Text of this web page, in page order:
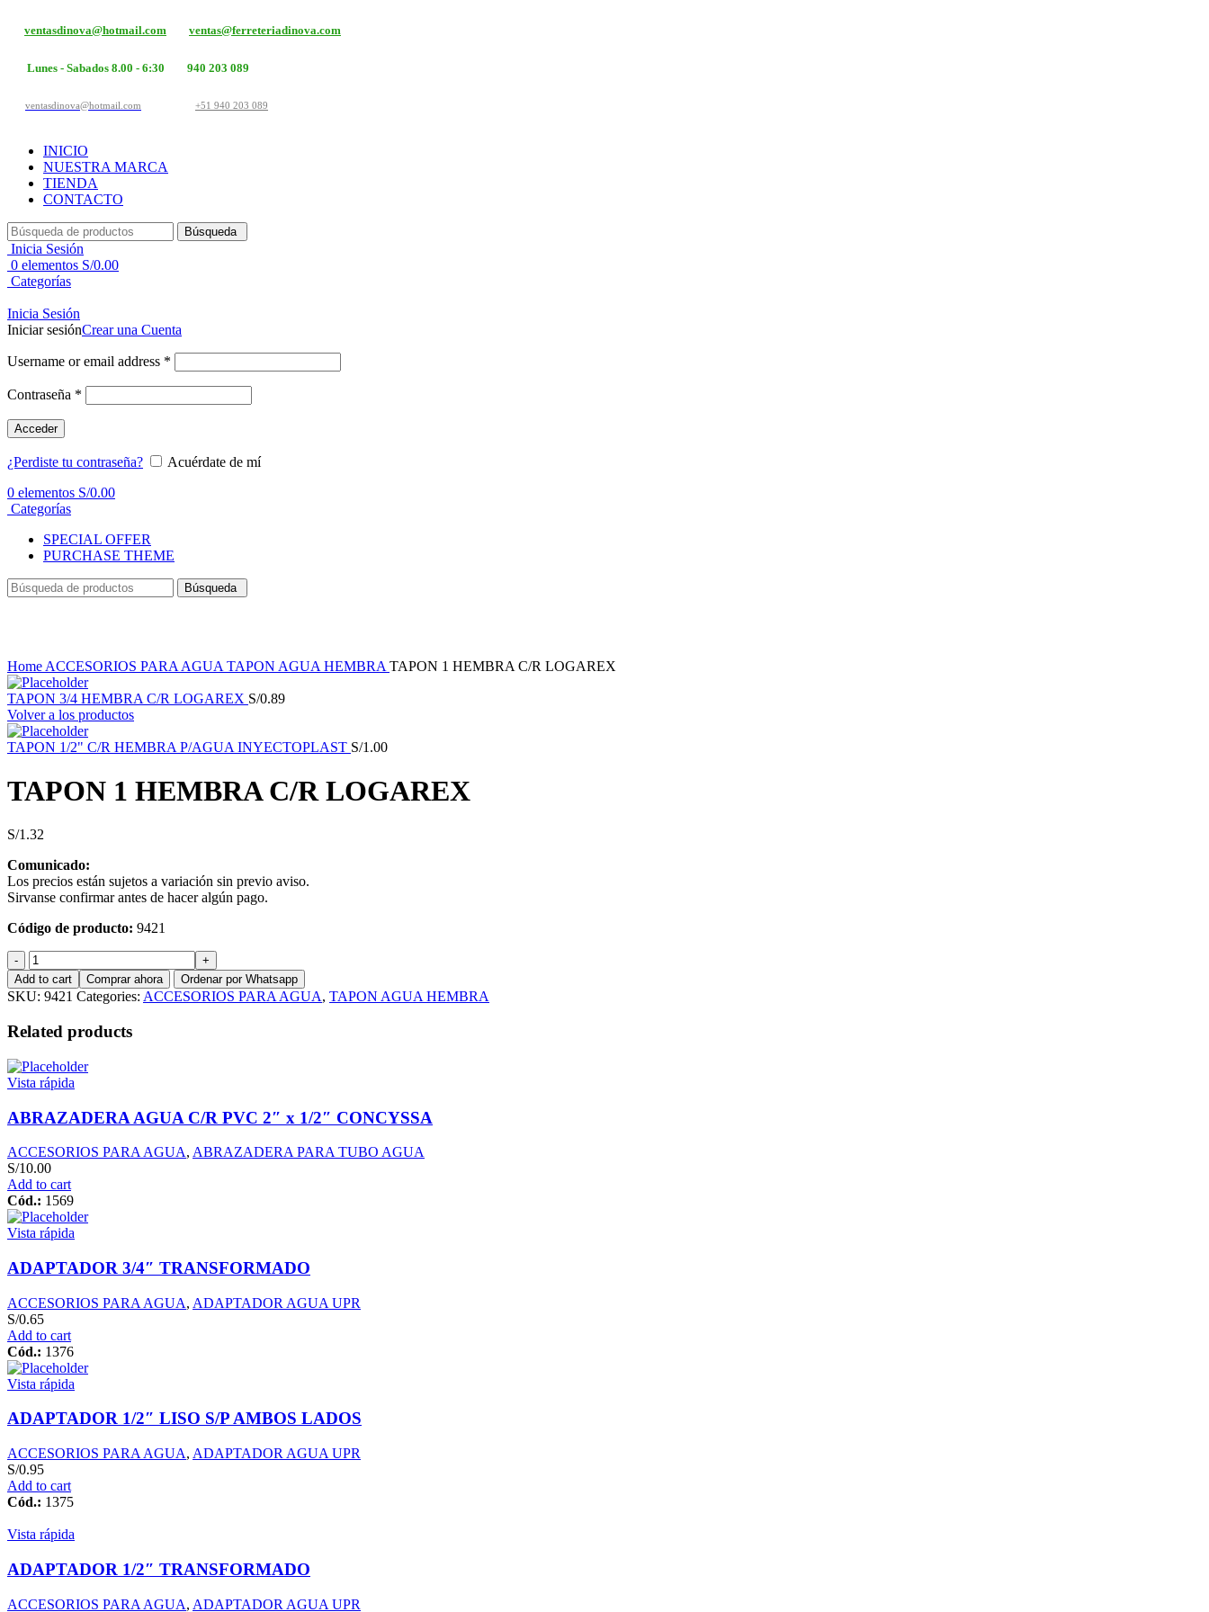
ventasdinova@hotmail.com ventas@ferreteriadinova.com
Lunes - Sabados 8.00 - 6:30 940 203 089
ventasdinova@hotmail.com +51 940 203 089
INICIO
NUESTRA MARCA
TIENDA
CONTACTO
Búsqueda
Inicia Sesión
0 elementos S/0.00
Categorías
Inicia Sesión
Iniciar sesiónCrear una Cuenta
Username or email address *
Contraseña *
Acceder
¿Perdiste tu contraseña?
Acuérdate de mí
0 elementos S/0.00
Categorías
SPECIAL OFFER
PURCHASE THEME
Búsqueda
Home ACCESORIOS PARA AGUA TAPON AGUA HEMBRA TAPON 1 HEMBRA C/R LOGAREX
TAPON 3/4 HEMBRA C/R LOGAREX S/0.89
Volver a los productos
TAPON 1/2" C/R HEMBRA P/AGUA INYECTOPLAST S/1.00
TAPON 1 HEMBRA C/R LOGAREX
S/1.32
Comunicado:
Los precios están sujetos a variación sin previo aviso.
Sirvanse confirmar antes de hacer algún pago.
Código de producto: 9421
TAPON
1
HEMBRA
C/R
LOGAREX
quantity
Add to cart Comprar ahora Ordenar por Whatsapp
SKU: 9421 Categories: ACCESORIOS PARA AGUA, TAPON AGUA HEMBRA
Related products
Vista rápida
ABRAZADERA AGUA C/R PVC 2″ x 1/2″ CONCYSSA
ACCESORIOS PARA AGUA, ABRAZADERA PARA TUBO AGUA
S/10.00
Add to cart
Cód.: 1569
Vista rápida
ADAPTADOR 3/4″ TRANSFORMADO
ACCESORIOS PARA AGUA, ADAPTADOR AGUA UPR
S/0.65
Add to cart
Cód.: 1376
Vista rápida
ADAPTADOR 1/2″ LISO S/P AMBOS LADOS
ACCESORIOS PARA AGUA, ADAPTADOR AGUA UPR
S/0.95
Add to cart
Cód.: 1375
Vista rápida
ADAPTADOR 1/2″ TRANSFORMADO
ACCESORIOS PARA AGUA, ADAPTADOR AGUA UPR